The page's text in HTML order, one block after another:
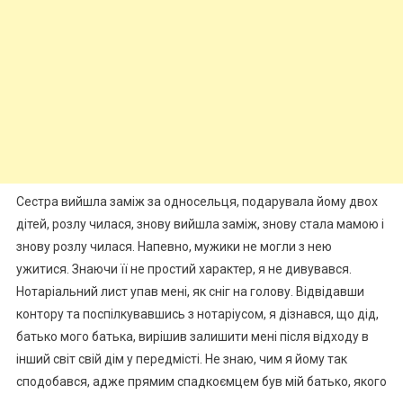
Сестра вийшла заміж за односельця, подарувала йому двох
дітей, розлу чилася, знову вийшла заміж, знову стала мамою і
знову розлу чилася. Напевно, мужики не могли з нею
ужитися. Знаючи її не простий характер, я не дивувався.
Нотаріальний лист упав мені, як сніг на голову. Відвідавши
контору та поспілкувавшись з нотаріусом, я дізнався, що дід,
батько мого батька, вирішив залишити мені після відходу в
інший світ свій дім у передмісті. Не знаю, чим я йому так
сподобався, адже прямим спадкоємцем був мій батько, якого